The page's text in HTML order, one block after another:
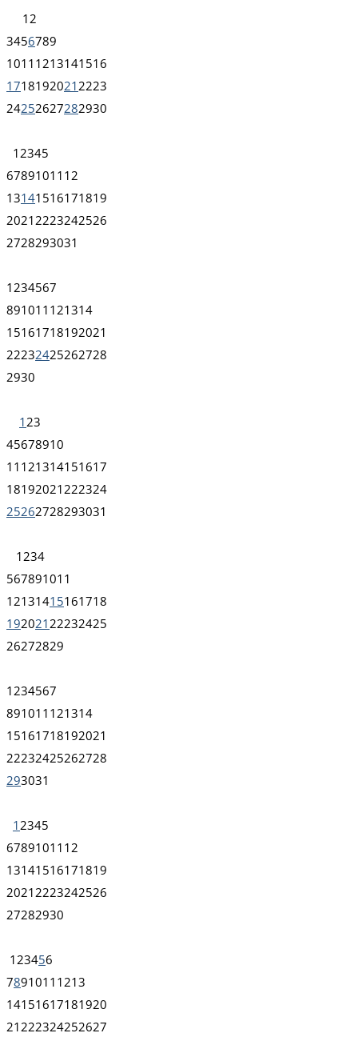
1 2
3456789
1011 1213141516
1718192021 2223
24252627282930
1 2345
67891011 12
13141516171819
2021 2223242526
2728293031
1 234567
891011 121314
15161718192021
22232425262728
2930
1 23
45678910
11 121314151617
18192021 222324
25262728293031
1 234
567891011
12131415161718
192021 22232425
26272829
1 234567
891011 121314
15161718192021
22232425262728
293031
1 2345
67891011 12
13141516171819
2021 2223242526
27282930
1 23456
7891011 1213
14151617181920
21 222324252627